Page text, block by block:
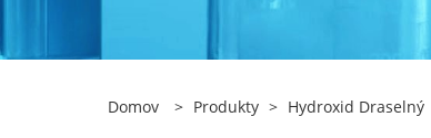
Domov > Produkty > Hydroxid Draselný